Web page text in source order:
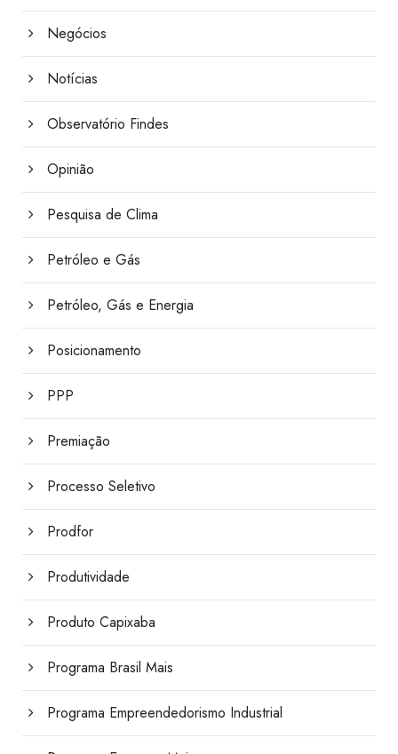
Negócios
Notícias
Observatório Findes
Opinião
Pesquisa de Clima
Petróleo e Gás
Petróleo, Gás e Energia
Posicionamento
PPP
Premiação
Processo Seletivo
Prodfor
Produtividade
Produto Capixaba
Programa Brasil Mais
Programa Empreendedorismo Industrial